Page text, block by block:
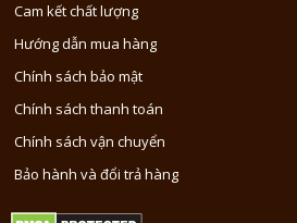
Cam kết chất lượng
Hướng dẫn mua hàng
Chính sách bảo mật
Chính sách thanh toán
Chính sách vận chuyển
Bảo hành và đổi trả hàng